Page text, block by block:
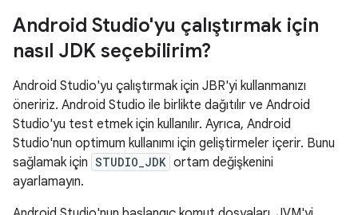
Android Studio'yu çalıştırmak için
nasıl JDK seçebilirim?
Android Studio'yu çalıştırmak için JBR'yi kullanmanızı
öneririz. Android Studio ile birlikte dağıtılır ve Android
Studio'yu test etmek için kullanılır. Ayrıca, Android
Studio'nun optimum kullanımı için geliştirmeler içerir. Bunu
sağlamak için STUDIO_JDK ortam değişkenini
ayarlamayın.